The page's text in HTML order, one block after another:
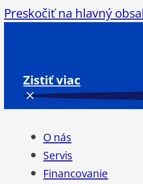
Preskočiť na hlavný
Zistiť viac
O nás
Servis
Financovanie